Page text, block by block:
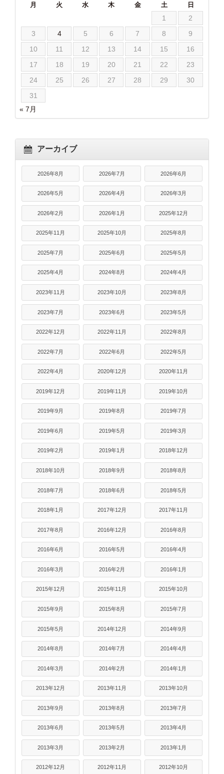
月 火 水 木 金 土 日
1
2
3
4 5 6 7 8
9
10
11 12 13 14 15
16
17
18 19 20 21 22
23
24
25 26 27 28 29
30
31
« 7月
アーカイブ
2026年8月 2026年7月 2026年6月
2026年5月 2026年4月 2026年3月
2026年2月 2026年1月 2025年12月
2025年11月 2025年10月 2025年8月
2025年7月 2025年6月 2025年5月
2025年4月 2024年8月 2024年4月
2023年11月 2023年10月 2023年8月
2023年7月 2023年6月 2023年5月
2022年12月 2022年11月 2022年8月
2022年7月 2022年6月 2022年5月
2022年4月 2020年12月 2020年11月
2019年12月 2019年11月 2019年10月
2019年9月 2019年8月 2019年7月
2019年6月 2019年5月 2019年3月
2019年2月 2019年1月 2018年12月
2018年10月 2018年9月 2018年8月
2018年7月 2018年6月 2018年5月
2018年1月 2017年12月 2017年11月
2017年8月 2016年12月 2016年8月
2016年6月 2016年5月 2016年4月
2016年3月 2016年2月 2016年1月
2015年12月 2015年11月 2015年10月
2015年9月 2015年8月 2015年7月
2015年5月 2014年12月 2014年9月
2014年8月 2014年7月 2014年4月
2014年3月 2014年2月 2014年1月
2013年12月 2013年11月 2013年10月
2013年9月 2013年8月 2013年7月
2013年6月 2013年5月 2013年4月
2013年3月 2013年2月 2013年1月
2012年12月 2012年11月 2012年10月